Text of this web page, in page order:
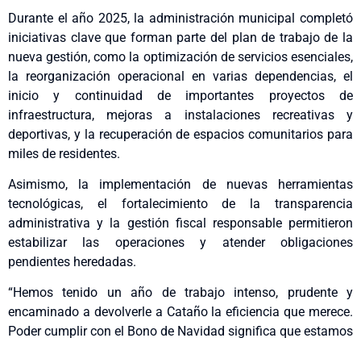
Durante el año 2025, la administración municipal completó
iniciativas clave que forman parte del plan de trabajo de la
nueva gestión, como la optimización de servicios esenciales,
la reorganización operacional en varias dependencias, el
inicio y continuidad de importantes proyectos de
infraestructura, mejoras a instalaciones recreativas y
deportivas, y la recuperación de espacios comunitarios para
miles de residentes.
Asimismo, la implementación de nuevas herramientas
tecnológicas, el fortalecimiento de la transparencia
administrativa y la gestión fiscal responsable permitieron
estabilizar las operaciones y atender obligaciones
pendientes heredadas.
“Hemos tenido un año de trabajo intenso, prudente y
encaminado a devolverle a Cataño la eficiencia que merece.
Poder cumplir con el Bono de Navidad significa que estamos